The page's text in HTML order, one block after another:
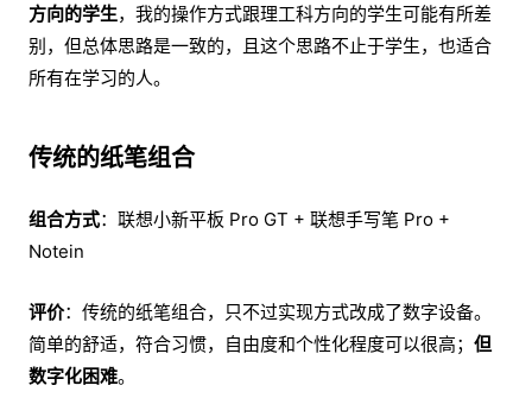
方向的学生，我的操作方式跟理工科方向的学生可能有所差
别，但总体思路是一致的，且这个思路不止于学生，也适合
所有在学习的人。
传统的纸笔组合
组合方式：联想小新平板 Pro GT + 联想手写笔 Pro +
Notein
评价：传统的纸笔组合，只不过实现方式改成了数字设备。
简单的舒适，符合习惯，自由度和个性化程度可以很高； 但
数字化困难。